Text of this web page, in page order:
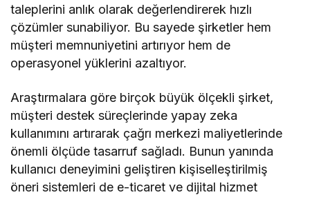
taleplerini anlık olarak değerlendirerek hızlı
çözümler sunabiliyor. Bu sayede şirketler hem
müşteri memnuniyetini artırıyor hem de
operasyonel yüklerini azaltıyor.
Araştırmalara göre birçok büyük ölçekli şirket,
müşteri destek süreçlerinde yapay zeka
kullanımını artırarak çağrı merkezi maliyetlerinde
önemli ölçüde tasarruf sağladı. Bunun yanında
kullanıcı deneyimini geliştiren kişiselleştirilmiş
öneri sistemleri de e-ticaret ve dijital hizmet